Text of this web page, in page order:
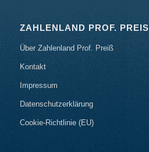
ZAHLENLAND PROF. PREISS
Über Zahlenland Prof. Preiß
Kontakt
Impressum
Datenschutzerklärung
Cookie-Richtlinie (EU)